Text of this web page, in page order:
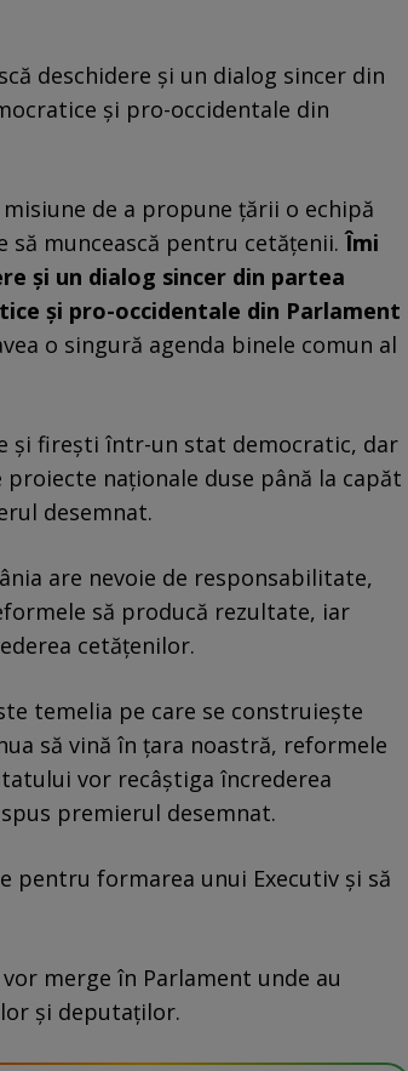
deschidere şi un dialog sincer din
şi pro-occidentale din
de a propune ţării o echipă
să muncească pentru cetăţenii.Îmi
şi un dialog sincer din partea
şi pro-occidentale din Parlament
o singură agenda binele comun al
şi fireşti într-un stat democratic, dar
naţionale duse până la capăt
desemnat.
are nevoie de responsabilitate,
să producă rezultate, iar
cetățenilor.
temelia pe care se construiește
să vină în țara noastră, reformele
vor recâștiga încrederea
premierul desemnat.
pentru formarea unui Executiv și să
merge în Parlament unde au
și deputaților.